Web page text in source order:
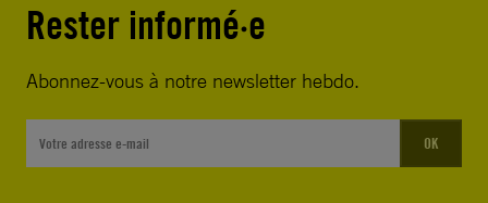
Rester informé·e
Abonnez-vous à notre newsletter hebdo.
OK